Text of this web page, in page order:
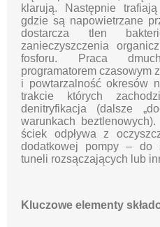
klarują. Następnie
gdzie są napowietrzane
dostarcza tlen
zanieczyszczenia
fosforu. Praca
programatorem czasowym
i powtarzalność okresów
trakcie których
denitryfikacja (dalsze
warunkach
ściek odpływa z
dodatkowej pompy – do
tuneli rozsączających lub
Kluczowe elementy